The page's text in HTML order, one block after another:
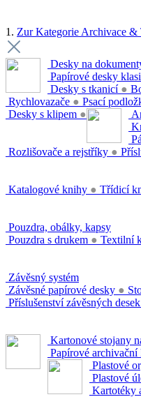
1. Zur Kategorie Archivace
Desky na
Papírové desky
Desky s tkanicí ●
Rychlovazače ● Psací
Desky s klipem ●
Rozlišovače a rejstříky ●
Katalogové knihy ● Třídicí
Pouzdra, obálky, kapsy
Pouzdra s drukem ● Textilní
Závěsný systém
Závěsné papírové desky ●
Příslušenství závěsných desek
Kartonové stojany
Papírové archivační
Plastové
Plastové
Kartotéky